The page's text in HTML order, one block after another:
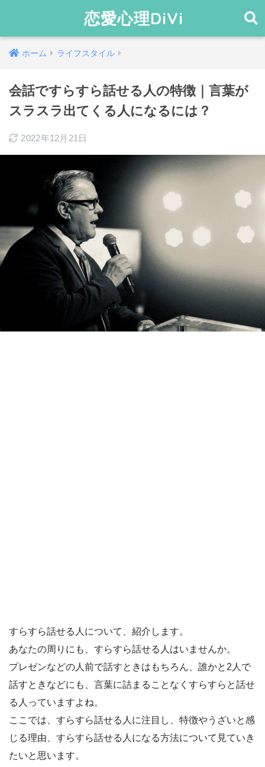
恋愛心理DiVi
ホーム ライフスタイル
会話ですらすら話せる人の特徴｜言葉が
スラスラ出てくる人になるには？
2022年12月21日
すらすら話せる人について、紹介します。
あなたの周りにも、すらすら話せる人はいませんか。
プレゼンなどの人前で話すときはもちろん、誰かと2人で
話すときなどにも、言葉に詰まることなくすらすらと話せ
る人っていますよね。
ここでは、すらすら話せる人に注目し、特徴やうざいと感
じる理由、すらすら話せる人になる方法について見ていき
たいと思います。